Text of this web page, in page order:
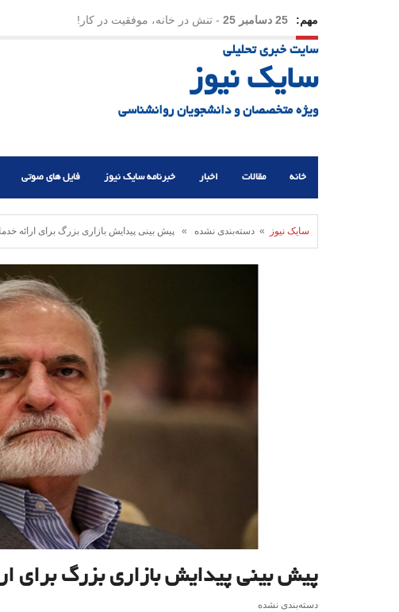
مهم: 23 دسامبر 25 - چرا اراده می‌کنیم ولی شکست می‌خوریم؟
21 دسامبر 25
سایت خبری تحلیلی
سایک نیوز
ویژه متخصصان و دانشجویان روانشناسی
خانه مقالات اخبار خبرنامه سایک نیوز فایل های صوتی
سایک نیوز » دسته‌بندی نشده » پیش بینی پیدایش بازاری بزرگ برای ارائه
پیش بینی پیدایش بازاری بزرگ برای
دسته‌بندی نشده